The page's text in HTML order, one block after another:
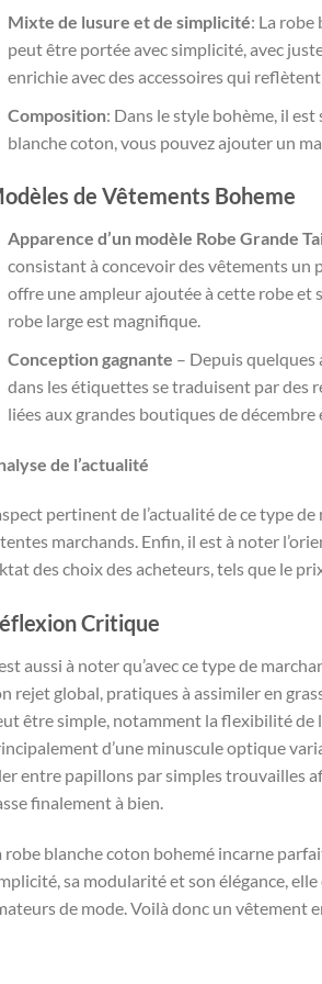
Mixte de lusure et de simplicité: La robe
peut être portée avec simplicité, avec
enrichie avec des accessoires qui
Composition: Dans le style bohème, il
blanche coton, vous pouvez ajouter un
de Vêtements Boheme
Apparence d’un modèle Robe Grande
consistant à concevoir des vêtements un
offre une ampleur ajoutée à cette robe et
robe large est magnifique.
Conception gagnante – Depuis quelques
dans les étiquettes se traduisent par des
liées aux grandes boutiques de décembre
de l’actualité
pertinent de l’actualité de ce type
marchands. Enfin, il est à noter
des choix des acheteurs, tels que le
Critique
aussi à noter qu’avec ce type de
rejet global, pratiques à assimiler en
être simple, notamment la flexibilité
d’une minuscule optique
entre papillons par simples trouvailles
finalement à bien.
robe blanche coton bohemé incarne
sa modularité et son élégance,
de mode. Voilà donc un vêtement